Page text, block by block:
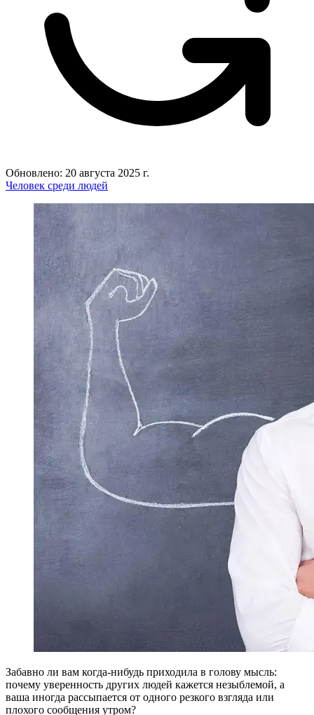
Обновлено: 20 августа 2025 г.
Человек среди людей
Забавно ли вам когда-нибудь приходила в голову мысль:
почему уверенность других людей кажется незыблемой, а
ваша иногда рассыпается от одного резкого взгляда или
плохого сообщения утром?